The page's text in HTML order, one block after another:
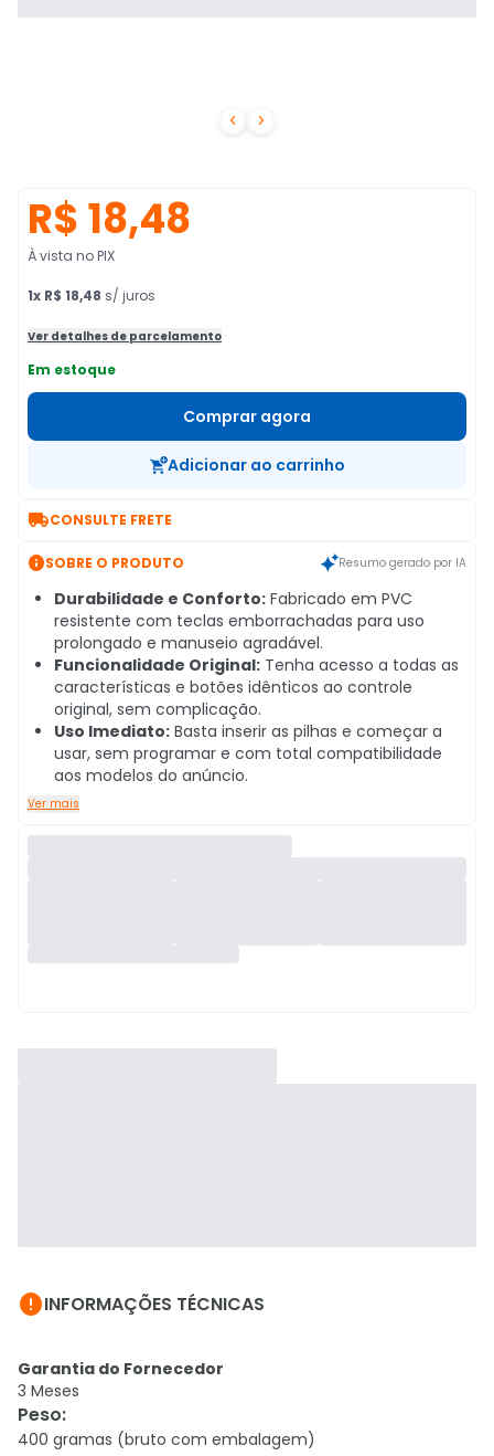
 
R$ 18,48
À vista no PIX
1x R$ 18,48 s/ juros
Ver detalhes de parcelamento
Em estoque
Comprar agora
Adicionar ao carrinho
CONSULTE FRETE
SOBRE O PRODUTO Resumo gerado por IA
Durabilidade e Conforto: Fabricado em PVC
resistente com teclas emborrachadas para uso
prolongado e manuseio agradável.
Funcionalidade Original: Tenha acesso a todas as
características e botões idênticos ao controle
original, sem complicação.
Uso Imediato: Basta inserir as pilhas e começar a
usar, sem programar e com total compatibilidade
aos modelos do anúncio.
Ver mais
INFORMAÇÕES TÉCNICAS
Garantia do Fornecedor
3 Meses
Peso:
400 gramas (bruto com embalagem)